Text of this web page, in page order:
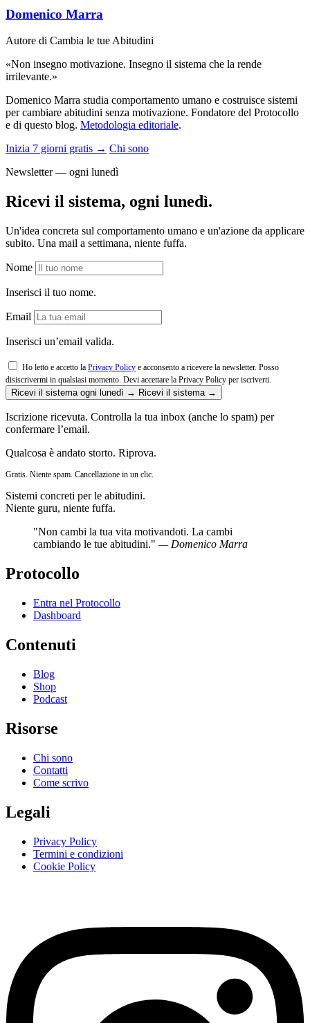
Domenico Marra
Autore di Cambia le tue Abitudini
«Non insegno motivazione. Insegno il sistema che la rende
irrilevante.»
Domenico Marra studia comportamento umano e costruisce sistemi
per cambiare abitudini senza motivazione. Fondatore del Protocollo
e di questo blog. Metodologia editoriale.
Inizia 7 giorni gratis → Chi sono
Newsletter — ogni lunedì
Ricevi il sistema, ogni lunedì.
Un'idea concreta sul comportamento umano e un'azione da applicare
subito. Una mail a settimana, niente fuffa.
Nome
Inserisci il tuo nome.
Email
Inserisci un’email valida.
Ho letto e accetto la Privacy Policy e acconsento a ricevere la newsletter. Posso
disiscrivermi in qualsiasi momento.
Devi accettare la Privacy Policy per iscriverti.
Ricevi il sistema ogni lunedì → Ricevi il sistema →
Iscrizione ricevuta. Controlla la tua inbox (anche lo spam) per
confermare l’email.
Qualcosa è andato storto. Riprova.
Gratis. Niente spam. Cancellazione in un clic.
Sistemi concreti per le abitudini.
Niente guru, niente fuffa.
"Non cambi la tua vita motivandoti. La cambi
cambiando le tue abitudini." — Domenico Marra
Protocollo
Entra nel Protocollo
Dashboard
Contenuti
Blog
Shop
Podcast
Risorse
Chi sono
Contatti
Come scrivo
Legali
Privacy Policy
Termini e condizioni
Cookie Policy